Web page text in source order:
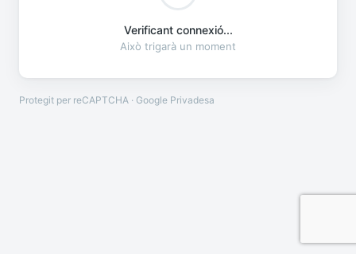
Verificant connexió...
Això trigarà un moment
Protegit per reCAPTCHA · Google Privadesa